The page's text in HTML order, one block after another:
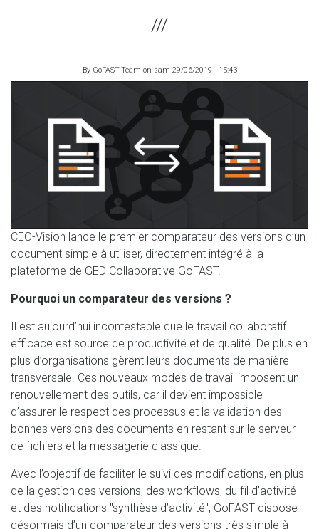
By GoFAST-Team on sam 29/06/2019 - 15:43
CEO-Vision lance le premier comparateur des versions d’un
document simple à utiliser, directement intégré à la
plateforme de GED Collaborative GoFAST.
Pourquoi un comparateur des versions ?
Il est aujourd’hui incontestable que le travail collaboratif
efficace est source de productivité et de qualité. De plus en
plus d’organisations gèrent leurs documents de manière
transversale. Ces nouveaux modes de travail imposent un
renouvellement des outils, car il devient impossible
d’assurer le respect des processus et la validation des
bonnes versions des documents en restant sur le serveur
de fichiers et la messagerie classique.
Avec l’objectif de faciliter le suivi des modifications, en plus
de la gestion des versions, des workflows, du fil d’activité
et des notifications "synthèse d’activité", GoFAST dispose
désormais d’un comparateur des versions très simple à